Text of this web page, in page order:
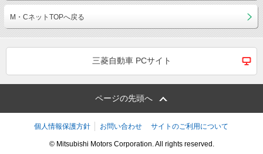
M・CネットTOPへ戻る
三菱自動車 PCサイト
ページの先頭へ
個人情報保護方針 お問い合わせ サイトのご利用について
© Mitsubishi Motors Corporation. All rights reserved.